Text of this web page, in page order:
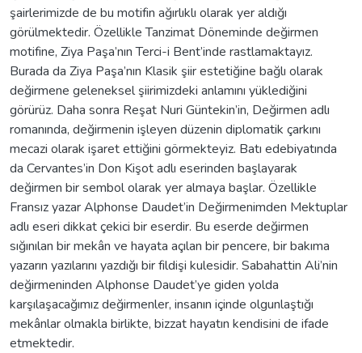
şairlerimizde de bu motifin ağırlıklı olarak yer aldığı
görülmektedir. Özellikle Tanzimat Döneminde değirmen
motifine, Ziya Paşa’nın Terci-i Bent’inde rastlamaktayız.
Burada da Ziya Paşa’nın Klasik şiir estetiğine bağlı olarak
değirmene geleneksel şiirimizdeki anlamını yüklediğini
görürüz. Daha sonra Reşat Nuri Güntekin’in, Değirmen adlı
romanında, değirmenin işleyen düzenin diplomatik çarkını
mecazi olarak işaret ettiğini görmekteyiz. Batı edebiyatında
da Cervantes’in Don Kişot adlı eserinden başlayarak
değirmen bir sembol olarak yer almaya başlar. Özellikle
Fransız yazar Alphonse Daudet’in Değirmenimden Mektuplar
adlı eseri dikkat çekici bir eserdir. Bu eserde değirmen
sığınılan bir mekân ve hayata açılan bir pencere, bir bakıma
yazarın yazılarını yazdığı bir fildişi kulesidir. Sabahattin Ali’nin
değirmeninden Alphonse Daudet’ye giden yolda
karşılaşacağımız değirmenler, insanın içinde olgunlaştığı
mekânlar olmakla birlikte, bizzat hayatın kendisini de ifade
etmektedir.